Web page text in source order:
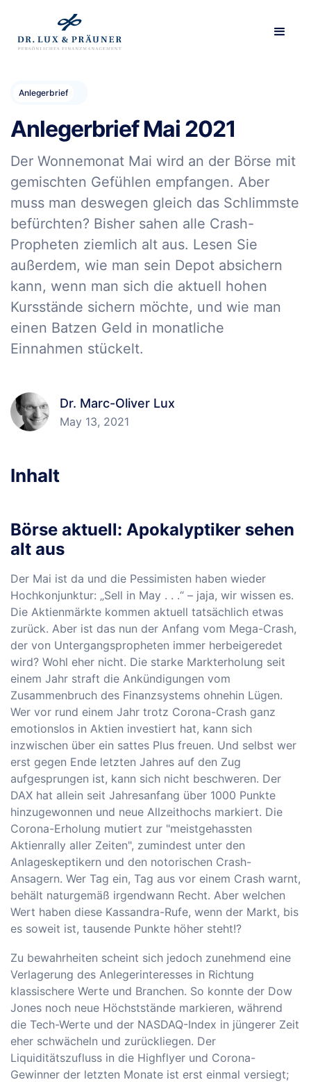
Anlegerbrief
Anlegerbrief Mai 2021
Der Wonnemonat Mai wird an der Börse mit
gemischten Gefühlen empfangen. Aber
muss man deswegen gleich das Schlimmste
befürchten? Bisher sahen alle Crash-
Propheten ziemlich alt aus. Lesen Sie
außerdem, wie man sein Depot absichern
kann, wenn man sich die aktuell hohen
Kursstände sichern möchte, und wie man
einen Batzen Geld in monatliche
Einnahmen stückelt.
Dr. Marc-Oliver Lux
May 13, 2021
Inhalt
Börse aktuell: Apokalyptiker sehen
alt aus
Der Mai ist da und die Pessimisten haben wieder
Hochkonjunktur: „Sell in May . . .“ – jaja, wir wissen es.
Die Aktienmärkte kommen aktuell tatsächlich etwas
zurück. Aber ist das nun der Anfang vom Mega-Crash,
der von Untergangspropheten immer herbeigeredet
wird? Wohl eher nicht. Die starke Markterholung seit
einem Jahr straft die Ankündigungen vom
Zusammenbruch des Finanzsystems ohnehin Lügen.
Wer vor rund einem Jahr trotz Corona-Crash ganz
emotionslos in Aktien investiert hat, kann sich
inzwischen über ein sattes Plus freuen. Und selbst wer
erst gegen Ende letzten Jahres auf den Zug
aufgesprungen ist, kann sich nicht beschweren. Der
DAX hat allein seit Jahresanfang über 1000 Punkte
hinzugewonnen und neue Allzeithochs markiert. Die
Corona-Erholung mutiert zur "meistgehassten
Aktienrally aller Zeiten", zumindest unter den
Anlageskeptikern und den notorischen Crash-
Ansagern. Wer Tag ein, Tag aus vor einem Crash warnt,
behält naturgemäß irgendwann Recht. Aber welchen
Wert haben diese Kassandra-Rufe, wenn der Markt, bis
es soweit ist, tausende Punkte höher steht!?
Zu bewahrheiten scheint sich jedoch zunehmend eine
Verlagerung des Anlegerinteresses in Richtung
klassischere Werte und Branchen. So konnte der Dow
Jones noch neue Höchststände markieren, während
die Tech-Werte und der NASDAQ-Index in jüngerer Zeit
eher schwächeln und zurückliegen. Der
Liquiditätszufluss in die Highflyer und Corona-
Gewinner der letzten Monate ist erst einmal versiegt;